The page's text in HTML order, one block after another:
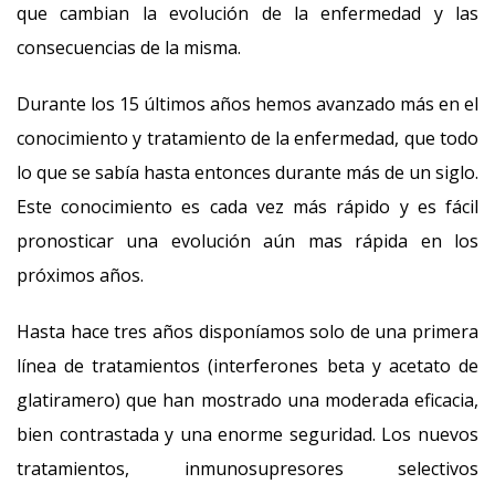
que cambian la evolución de la enfermedad y las
consecuencias de la misma.
Durante los 15 últimos años hemos avanzado más en el
conocimiento y tratamiento de la enfermedad, que todo
lo que se sabía hasta entonces durante más de un siglo.
Este conocimiento es cada vez más rápido y es fácil
pronosticar una evolución aún mas rápida en los
próximos años.
Hasta hace tres años disponíamos solo de una primera
línea de tratamientos (interferones beta y acetato de
glatiramero) que han mostrado una moderada eficacia,
bien contrastada y una enorme seguridad. Los nuevos
tratamientos, inmunosupresores selectivos